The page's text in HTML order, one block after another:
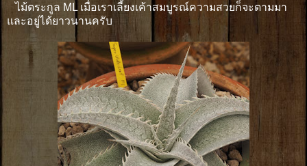
ไม้ตระกูล ML เมื่อเราเลี้ยงเค้าสมบูรณ์ความสวยก็จะตามมา
และอยู่ได้ยาวนานครับ